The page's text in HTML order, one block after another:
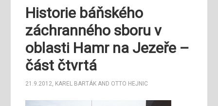
Historie báňského
záchranného sboru v
oblasti Hamr na Jezeře –
část čtvrtá
21.9.2012, KAREL BARTÁK AND OTTO HEJNIC